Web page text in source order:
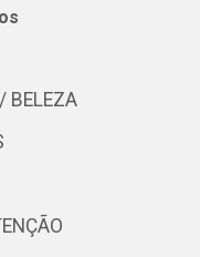
BELEZA